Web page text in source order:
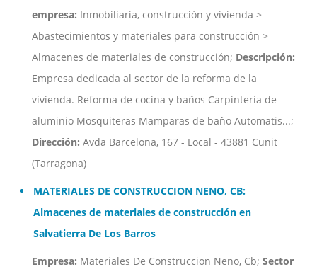
empresa: Inmobiliaria, construcción y vivienda >
Abastecimientos y materiales para construcción >
Almacenes de materiales de construcción; Descripción:
Empresa dedicada al sector de la reforma de la
vivienda. Reforma de cocina y baños Carpintería de
aluminio Mosquiteras Mamparas de baño Automatis...;
Dirección: Avda Barcelona, 167 - Local - 43881 Cunit
(Tarragona)
MATERIALES DE CONSTRUCCION NENO, CB:
Almacenes de materiales de construcción en
Salvatierra De Los Barros
Empresa: Materiales De Construccion Neno, Cb; Sector